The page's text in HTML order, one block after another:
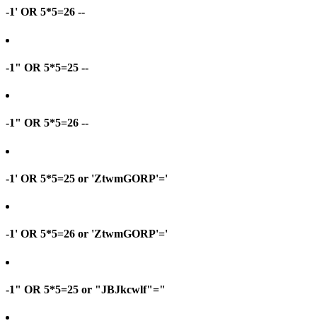
-1' OR 5*5=26 --
-1" OR 5*5=25 --
-1" OR 5*5=26 --
-1' OR 5*5=25 or 'ZtwmGORP'='
-1' OR 5*5=26 or 'ZtwmGORP'='
-1" OR 5*5=25 or "JBJkcwlf"="